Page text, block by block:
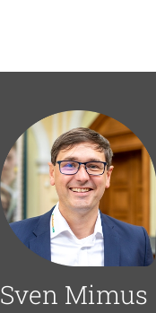
Sven Mimus